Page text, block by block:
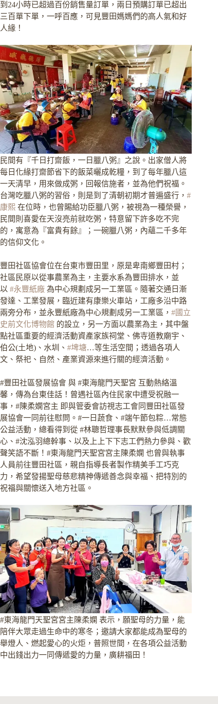
到24小時已超過百份銷售量訂單，兩日預購訂單已超出
三百單下單，一呼百應，可見豐田媽媽們的高人氣和好
人緣！
民間有『千日打齋飯，一日臘八粥』之說。出家僧人將
每日化緣打齋節省下的飯菜曬成乾糧，到了每年臘八這
一天清早，用來做成粥，回報信施者，並為他們祝福。
台灣吃臘八粥的習俗，則是到了清朝初期才普遍盛行， #
康熙 在位時，也曾賜給功臣臘八粥，被視為一種榮譽，
民間則喜愛在天沒亮前就吃粥，特意留下許多吃不完
的，寓意為『富貴有餘』；一碗臘八粥，內蘊二千多年
的信仰文化。
豐田社區協會位在台東市豐田里，原是卑南鄉豐田村；
社區民原以從事農業為主，主要水系為豐田排水，並
以 #永豐紙廠 為中心規劃成另一工業區。隨著交通日漸
發達、工業發展，臨近建有康樂火車站，工廠多沿中路
兩旁分布，並永豐紙廠為中心規劃成另一工業區， #國立
史前文化博物館 的設立，另一方面以農業為主，其中盤
點社區重要的經濟活動資產家族祠堂、佛寺道教廟宇、
伯公(土地)、水圳、 #埤塘…等生活空間；透過各項人
文、祭祀、自然、產業資源來進行關的經濟活動。
#豐田社區發展協會 與 #東海龍門天聖宮 互動熱絡溫
馨，傳為台東佳話！曾遇社區內住民家中遭受祝融一
事，#陳柔嫻宮主 即與管委會訪視志工會同豐田社區發
展協會一同前往慰問。#一日蔬食、#端午節包粽…常態
公益活動，總看得到從 #林聰哲理事長默默參與低調關
心、#沈泓羽總幹事、以及上上下下志工們熱力參與、歡
聲笑語不斷！#東海龍門天聖宮宮主陳柔嫻 也曾與執事
人員前往豐田社區，親自指導長者製作精美手工巧克
力，希望發揚聖母慈悲精神傳遞善念與幸福、把特別的
祝福與關懷送入地方社區。
#東海龍門天聖宮宮主陳柔嫻 表示，願聖母的力量，能
陪伴大眾走過生命中的寒冬；邀請大家都能成為聖母的
舉燈人、燃起愛心的火炬，普照世間，在各項公益活動
中出錢出力一同傳遞愛的力量，廣耕福田！